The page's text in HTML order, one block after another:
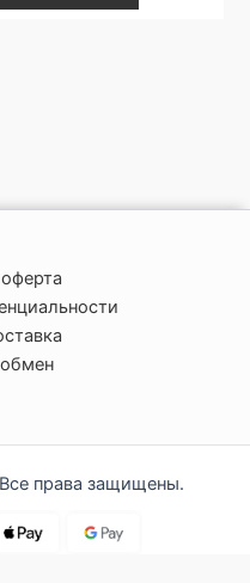
права защищены.